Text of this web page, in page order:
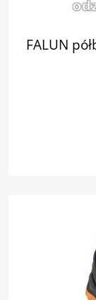
FALUN